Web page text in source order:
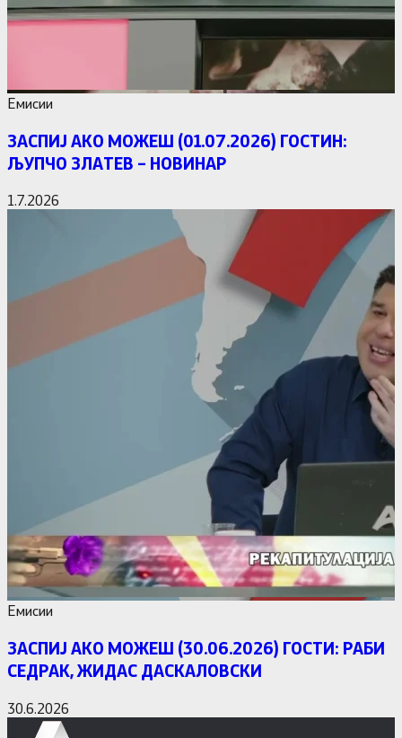
Емисии
ЗАСПИЈ АКО МОЖЕШ (01.07.2026) ГОСТИН:
ЉУПЧО ЗЛАТЕВ – НОВИНАР
1.7.2026
Емисии
ЗАСПИЈ АКО МОЖЕШ (30.06.2026) ГОСТИ: РАБИ
СЕДРАК, ЖИДАС ДАСКАЛОВСКИ
30.6.2026